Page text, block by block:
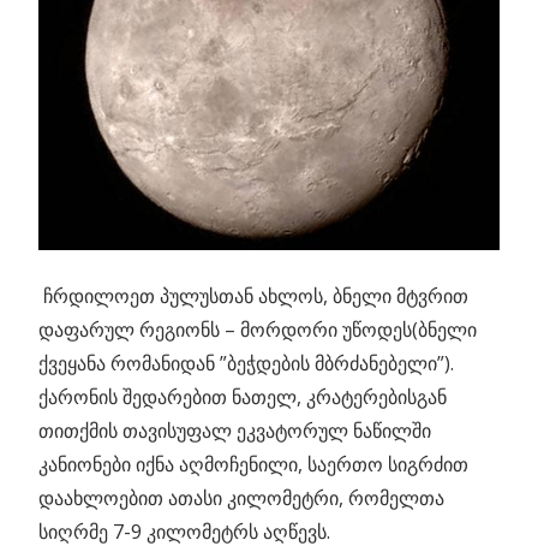
ჩრდილოეთ პულუსთან ახლოს, ბნელი მტვრით
დაფარულ რეგიონს – მორდორი უწოდეს(ბნელი
ქვეყანა რომანიდან ”ბეჭდების მბრძანებელი”).
ქარონის შედარებით ნათელ, კრატერებისგან
თითქმის თავისუფალ ეკვატორულ ნაწილში
კანიონები იქნა აღმოჩენილი, საერთო სიგრძით
დაახლოებით ათასი კილომეტრი, რომელთა
სიღრმე 7-9 კილომეტრს აღწევს.